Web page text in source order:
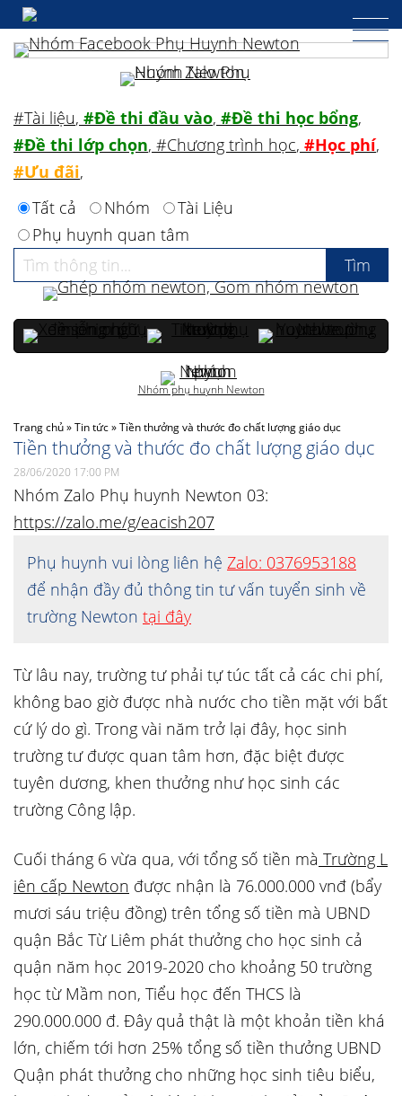
Trang chủ»Tin tức»Tiền thưởng và thước đo chất lượng giáo dục
Tiền thưởng và thước đo chất lượng giáo dục
28/06/2020 17:00 PM
Nhóm Zalo Phụ huynh Newton 03:
https://zalo.me/g/eacish207
Phụ huynh vui lòng liên hệ Zalo: 0376953188
để nhận đầy đủ thông tin tư vấn tuyển sinh về
trường Newton tại đây
Từ lâu nay, trường tư phải tự túc tất cả các chi phí,
không bao giờ được nhà nước cho tiền mặt với bất
cứ lý do gì. Trong vài năm trở lại đây, học sinh
trường tư được quan tâm hơn, đặc biệt được
tuyên dương, khen thưởng như học sinh các
trường Công lập.
Cuối tháng 6 vừa qua, với tổng số tiền mà Trường L
iên cấp Newton được nhận là 76.000.000 vnđ (bẩy
mươi sáu triệu đồng) trên tổng số tiền mà UBND
quận Bắc Từ Liêm phát thưởng cho học sinh cả
quận năm học 2019-2020 cho khoảng 50 trường
học từ Mầm non, Tiểu học đến THCS là
290.000.000 đ. Đây quả thật là một khoản tiền khá
lớn, chiếm tới hơn 25% tổng số tiền thưởng UBND
Quận phát thưởng cho những học sinh tiêu biểu,
#Tài liệu, #Đề thi đầu vào, #Đề thi học bổng,
#Đề thi lớp chọn, #Chương trình học, #Học phí,
#Ưu đãi,
Tất cả
Nhóm
Tài Liệu
Phụ huynh quan tâm
Nhóm phụ huynh Newton